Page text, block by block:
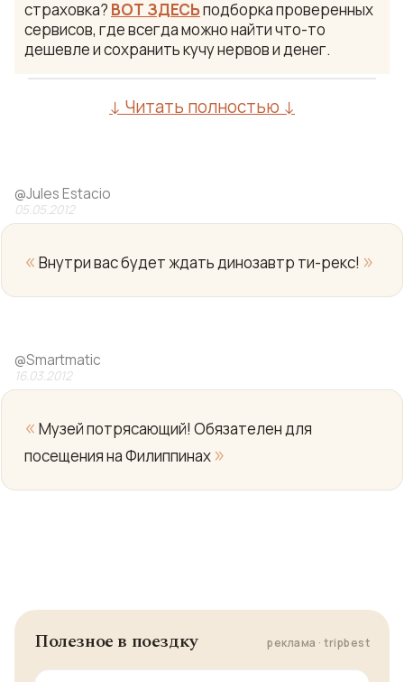
страховка? ВОТ ЗДЕСЬподборка проверенных
сервисов, где всегда можно найти что-то
дешевле и сохранить кучу нервов и денег.
↓ Читать полностью ↓
@Jules Estacio
05.05.2012
« Внутри вас будет ждать динозавтр ти-рекс! »
@Smartmatic
16.03.2012
« Музей потрясающий! Обязателен для
посещения на Филиппинах »
Полезное в поездку реклама · tripbest